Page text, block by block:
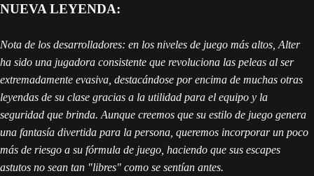
NUEVA LEYENDA:
Nota de los desarrolladores: en los niveles de juego más altos, Alter
ha sido una jugadora consistente que revoluciona las peleas al ser
extremadamente evasiva, destacándose por encima de muchas otras
leyendas de su clase gracias a la utilidad para el equipo y la
seguridad que brinda. Aunque creemos que su estilo de juego genera
una fantasía divertida para la persona, queremos incorporar un poco
más de riesgo a su fórmula de juego, haciendo que sus escapes
astutos no sean tan "libres" como se sentían antes.